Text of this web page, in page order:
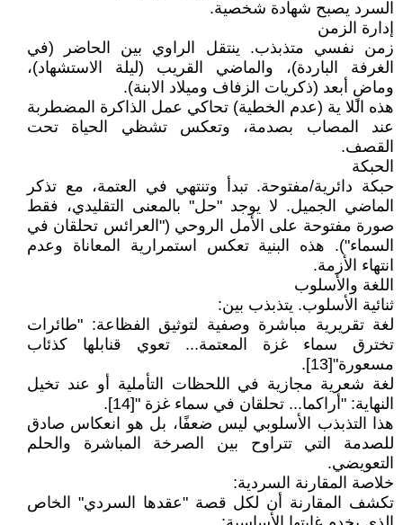
السرد يصبح شهادة شخصية.
إدارة الزمن
زمن نفسي متذبذب. ينتقل الراوي بين الحاضر (في
الغرفة الباردة)، والماضي القريب (ليلة الاستشهاد)،
وماضٍ أبعد (ذكريات الزفاف وميلاد الابنة).
هذه اللا ية (عدم الخطية) تحاكي عمل الذاكرة المضطربة
عند المصاب بصدمة، وتعكس تشظي الحياة تحت
القصف.
الحبكة
حبكة دائرية/مفتوحة. تبدأ وتنتهي في العتمة، مع تذكر
الماضي الجميل. لا يوجد "حل" بالمعنى التقليدي، فقط
صورة مفتوحة على الأمل الروحي ("العرائس تحلقان في
السماء"). هذه البنية تعكس استمرارية المعاناة وعدم
انتهاء الأزمة.
اللغة والأسلوب
ثنائية الأسلوب. يتذبذب بين:
لغة تقريرية مباشرة وصفية لتوثيق الفظاعة: "طائرات
تخترق سماء غزة المعتمة... تعوي قنابلها كذئاب
مسعورة"[13].
لغة شعرية مجازية في اللحظات التأملية أو عند تخيل
النهاية: "أراكما... تحلقان في سماء غزة "[14].
هذا التذبذب الأسلوبي ليس ضعفًا، بل هو انعكاس صادق
للصدمة التي تتراوح بين الصرخة المباشرة والحلم
التعويضي.
خلاصة المقارنة السردية:
تكشف المقارنة أن لكل قصة "عقدها السردي" الخاص